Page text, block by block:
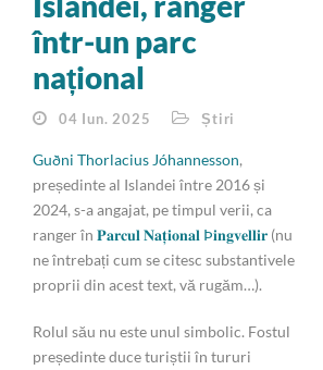
într-un parc
național
04 Iun. 2025 Știri
Guðni Thorlacius Jóhannesson,
președinte al Islandei între 2016 și
2024, s-a angajat, pe timpul verii, ca
ranger în 𝐏𝐚𝐫𝐜𝐮𝐥 𝐍𝐚𝐭̦𝐢𝐨𝐧𝐚𝐥 Þ𝐢𝐧𝐠𝐯𝐞𝐥𝐥𝐢𝐫 (nu
ne întrebați cum se citesc substantivele
proprii din acest text, vă rugăm…).
Rolul său nu este unul simbolic. Fostul
președinte duce turiștii în tururi